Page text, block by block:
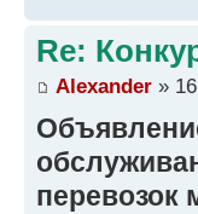
Re:
Alexander »
перевозок